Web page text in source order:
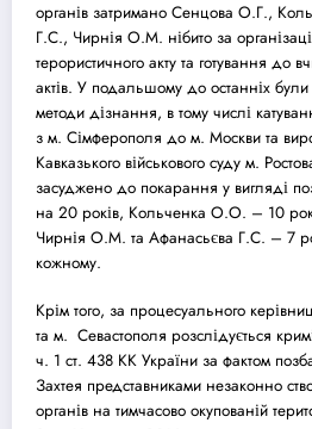
органів затримано Сенцова О.Г.,
Г.С., Чирнія О.М. нібито за
терористичного акту та готування до
актів. У подальшому до останніх були
методи дізнання, в тому числі
з м. Сімферополя до м. Москви та
Кавказького військового суду м.
засуджено до покарання у вигляді
на 20 років, Кольченка О.О. – 10
Чирнія О.М. та Афанасьєва Г.С. – 7
кожному.
Крім того, за процесуального
та м. Cевастополя розслідується
ч. 1 ст. 438 КК України за фактом
Захтея представниками незаконно
органів на тимчасово окупованій